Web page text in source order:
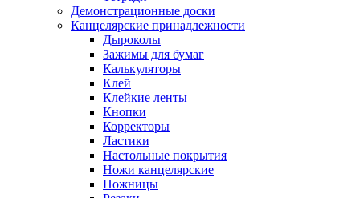
Демонстрационные доски
Канцелярские принадлежности
Дыроколы
Зажимы для бумаг
Калькуляторы
Клей
Клейкие ленты
Кнопки
Корректоры
Ластики
Настольные покрытия
Ножи канцелярские
Ножницы